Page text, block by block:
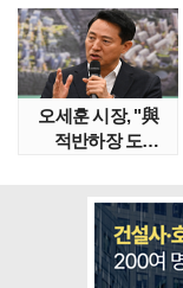
오세훈 시장, "與
적반하장 도